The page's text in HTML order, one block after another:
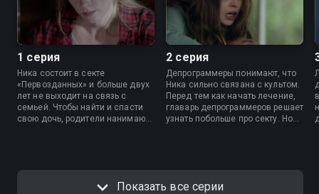
1 серия
Ника состоит в секте
«Первозданных» и больше двух
лет не выходит на связь с
семьей. Чтобы найти и спасти
свою дочь, родители нанимают
2 серия
Депрограммеры понимают, что
Ника сильно связана с культом.
Перед тем как начать лечение,
главарь депрограммеров решает
узнать побольше про секту. Но
Показать все серии